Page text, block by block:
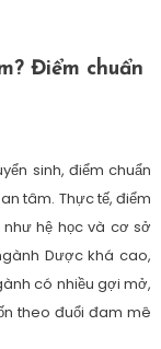
Điểm chuẩn
sinh, điểm chuẩn
tâm. Thực tế, điểm
như hệ học và cơ sở
Dược khá cao,
có nhiều gợi mở,
theo đuổi đam mê